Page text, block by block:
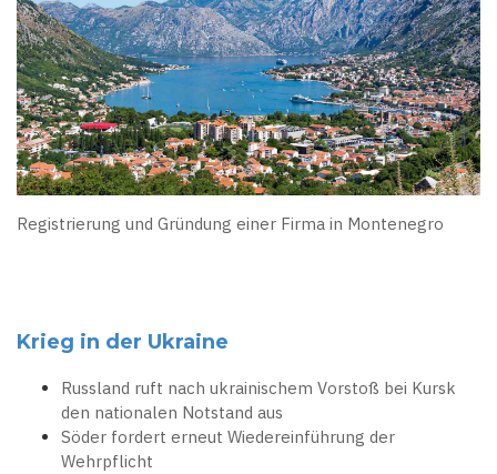
Registrierung und Gründung einer Firma in Montenegro
Krieg in der Ukraine
Russland ruft nach ukrainischem Vorstoß bei Kursk
den nationalen Notstand aus
Söder fordert erneut Wiedereinführung der
Wehrpflicht